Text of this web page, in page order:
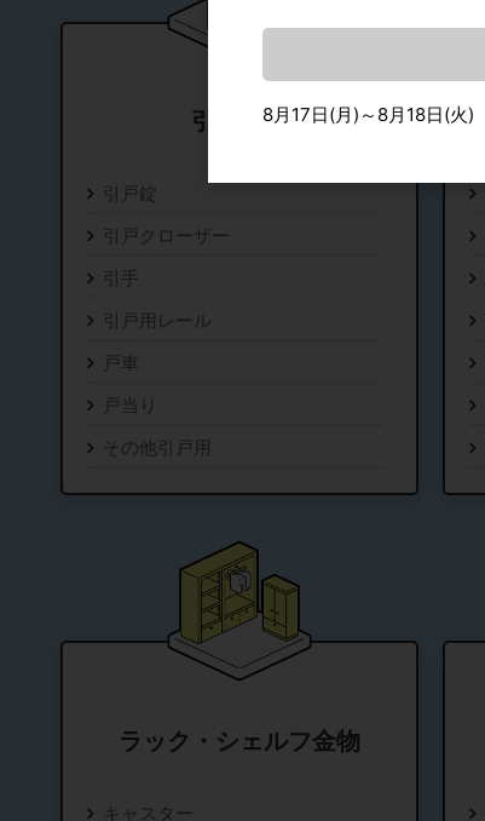
引戸金物
引戸錠
引戸クローザー
引手
引戸用レール
戸車
戸当り
その他引戸用
ラック・シェルフ金物
キャスター
8月17日(月)～8月18日(火)